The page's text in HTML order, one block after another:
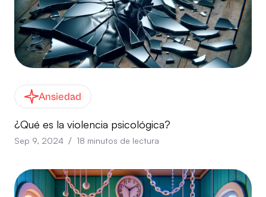
Ansiedad
¿Qué es la violencia psicológica?
Sep 9, 2024 / 18 minutos de lectura